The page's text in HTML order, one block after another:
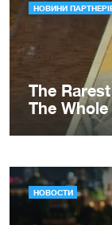
НОВОСТИ